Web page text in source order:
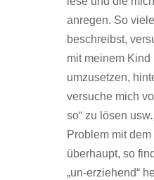
anregen. So
beschreibst,
mit meinem
umzusetzen,
versuche mich
so“ zu lösen
Problem mit dem
überhaupt, so
„un-erziehend“